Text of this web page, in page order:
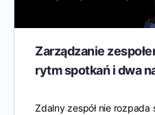
Zarządzanie
rytm spotkań i dwa
Zdalny zespół nie rozpada